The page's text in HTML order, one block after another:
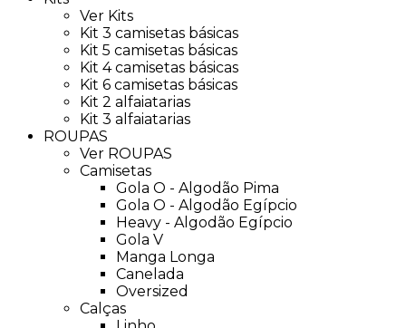
Ver Kits
Kit 3 camisetas básicas
Kit 5 camisetas básicas
Kit 4 camisetas básicas
Kit 6 camisetas básicas
Kit 2 alfaiatarias
Kit 3 alfaiatarias
ROUPAS
Ver ROUPAS
Camisetas
Gola O - Algodão Pima
Gola O - Algodão Egípcio
Heavy - Algodão Egípcio
Gola V
Manga Longa
Canelada
Oversized
Calças